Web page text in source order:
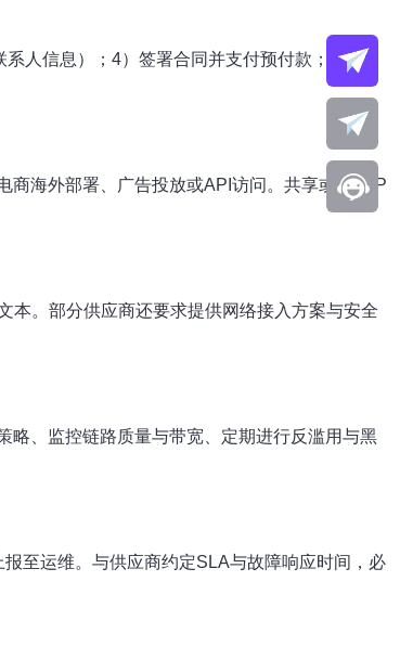
人信息）；4）签署合同并支付预付款；5）供
商海外部署、广告投放或API访问。共享或代理IP
本。部分供应商还要求提供网络接入方案与安全
略、监控链路质量与带宽、定期进行反滥用与黑
至运维。与供应商约定SLA与故障响应时间，必